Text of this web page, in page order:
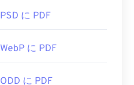
PSD に PDF
WebP に PDF
ODD に PDF